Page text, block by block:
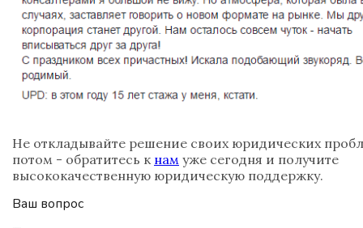
Не откладывайте решение своих юридических
потом - обратитесь к нам уже сегодня и получите
высококачественную юридическую поддержку.
Ваш вопрос